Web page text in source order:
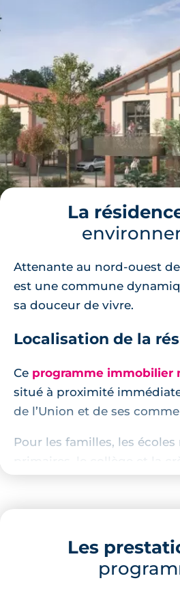
La
Attenante au nord-ouest de
est une commune
sa douceur de vivre.
Localisation de la
Ce programme immobilier
situé à proximité
de l’Union et de ses
Pour les familles, les
primaires, le collège et la
À proximité également, le
Malpagat pour prendre un
arrêts de bus sont situés
Les